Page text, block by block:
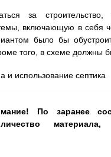
за строительство,
включающую в себя
было бы
того, в схеме должны
и использование септика
По заранее